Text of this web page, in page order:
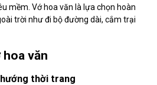
mềm. Vớ hoa văn là lựa chọn hoàn
trời như đi bộ đường dài, cắm trại
hoa văn
thời trang